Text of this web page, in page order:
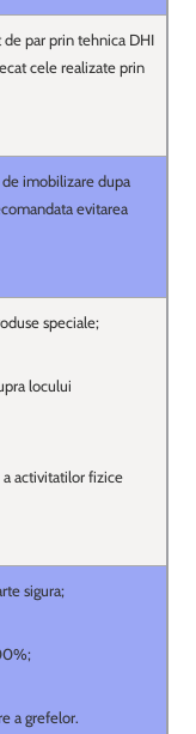
par prin tehnica DHI
cele realizate prin
imobilizare dupa
evitarea
speciale;
locului
activitatilor fizice
sigura;
a grefelor.